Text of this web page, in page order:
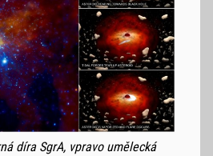
díra SgrA, vpravo umělecká